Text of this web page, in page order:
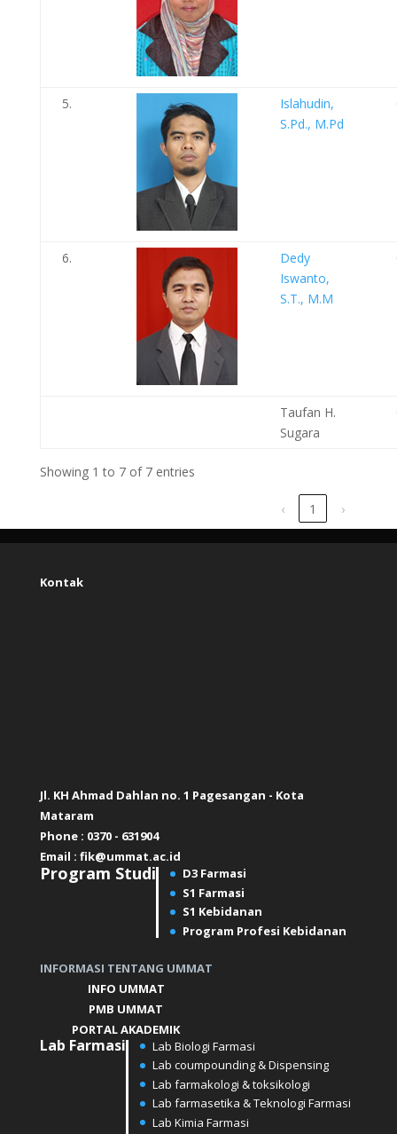
5.
Islahudin,
S.Pd., M.Pd
6.
Dedy
Iswanto,
S.T., M.M
Taufan H.
Sugara
Showing 1 to 7 of 7 entries
‹ 1 ›
Kontak
Jl. KH Ahmad Dahlan no. 1 Pagesangan - Kota
Mataram
Phone : 0370 - 631904
Email : fik@ummat.ac.id
Program Studi
D3 Farmasi
S1 Farmasi
S1 Kebidanan
Program Profesi Kebidanan
INFORMASI TENTANG UMMAT
INFO UMMAT
PMB UMMAT
PORTAL AKADEMIK
Lab Farmasi
Lab Biologi Farmasi
Lab coumpounding & Dispensing
Lab farmakologi & toksikologi
Lab farmasetika & Teknologi Farmasi
Lab Kimia Farmasi